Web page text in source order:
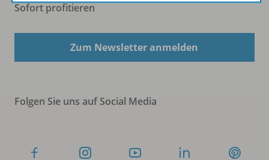
Sofort profitieren
Zum Newsletter anmelden
Folgen Sie uns auf Social Media